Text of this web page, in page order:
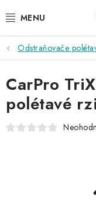
na
AKCE
NOVINKY
EXTERIÉR
Odstraňovače
CarPro
polétavé